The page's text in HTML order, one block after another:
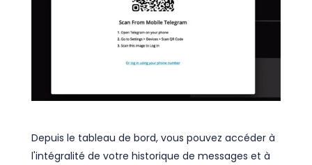
Depuis le tableau de bord, vous pouvez accéder à
l'intégralité de votre historique de messages et à